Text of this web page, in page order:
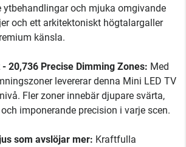
ytbehandlingar och mjuka omgivande
och ett arkitektoniskt högtalargaller
känsla.
20,736 Precise Dimming Zones: Med
levererar denna Mini LED TV
Fler zoner innebär djupare svärta,
imponerande precision i varje scen.
som avslöjar mer: Kraftfulla